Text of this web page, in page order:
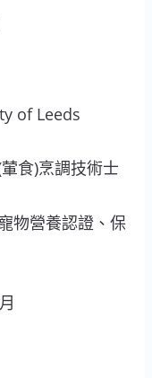
of Leeds
食)烹調技術士
物營養認證、保